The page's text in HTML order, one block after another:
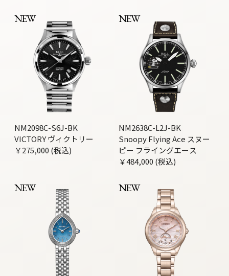
NEW
NM2098C-S6J-BK
VICTORY ヴィクトリー
￥275,000 (税込)
NEW
NM2638C-L2J-BK
Snoopy Flying Ace スヌー
ピー フライングエース
￥484,000 (税込)
NEW NEW